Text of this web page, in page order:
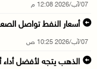
07/آب/2026 12:08 م
أسعار النفط تواصل
07/آب/2026 10:25 ص
الذهب يتجه لأفضل أداء